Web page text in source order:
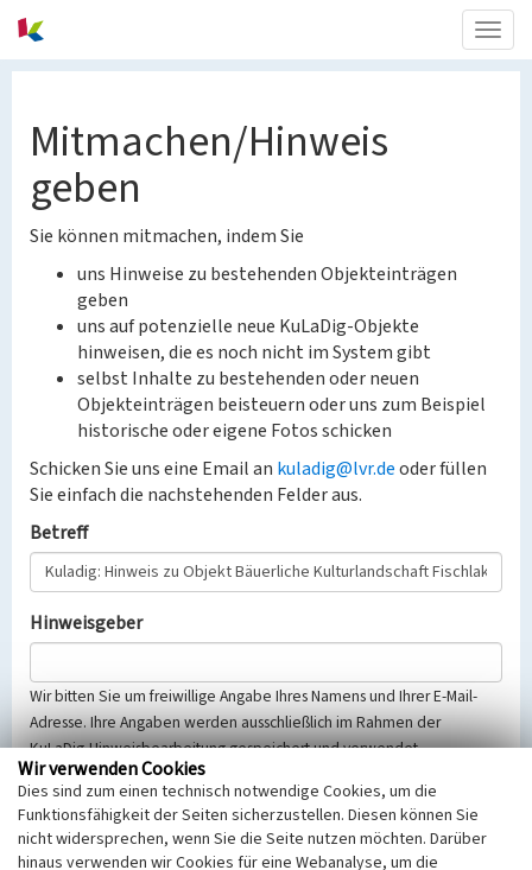
Mitmachen/Hinweis
geben
Sie können mitmachen, indem Sie
uns Hinweise zu bestehenden Objekteinträgen
geben
uns auf potenzielle neue KuLaDig-Objekte
hinweisen, die es noch nicht im System gibt
selbst Inhalte zu bestehenden oder neuen
Objekteinträgen beisteuern oder uns zum Beispiel
historische oder eigene Fotos schicken
Schicken Sie uns eine Email an kuladig@lvr.deoder füllen
Sie einfach die nachstehenden Felder aus.
Betreff
Hinweisgeber
Wir bitten Sie um freiwillige Angabe Ihres Namens und Ihrer E-Mail-
Adresse. Ihre Angaben werden ausschließlich im Rahmen der
KuLaDig-Hinweisbearbeitung gespeichert und verwendet.
Selbstverständlich werden diese entsprechend der Vorschriften des
Telemediengesetzes, des Datenschutzgesetzes NRW und der seit
dem 25.05.2018 gültigen Europäischen Datenschutzgrundverordnung
(EU-DSGVO) vertraulich behandelt, beachten Sie bitte unsere
Wir verwenden Cookies
Dies sind zum einen technisch notwendige Cookies, um die
Funktionsfähigkeit der Seiten sicherzustellen. Diesen können Sie
nicht widersprechen, wenn Sie die Seite nutzen möchten. Darüber
hinaus verwenden wir Cookies für eine Webanalyse, um die